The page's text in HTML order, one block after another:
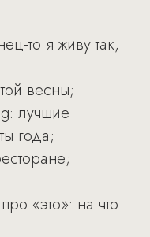
то я живу так,
весны;
лучшие
года;
«это»: на что